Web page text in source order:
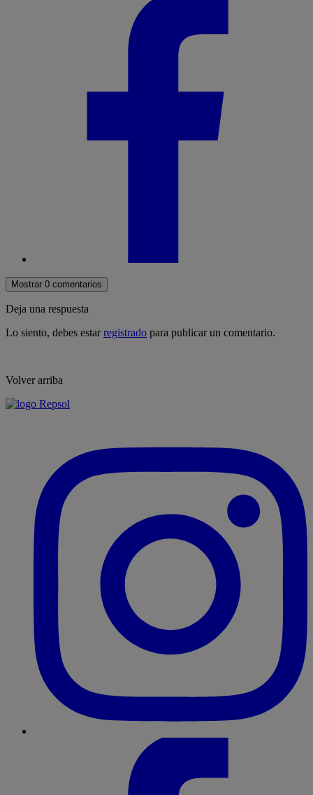
Mostrar 0 comentarios
Deja una respuesta
Lo siento, debes estarregistrado para publicar un comentario.
Volver arriba